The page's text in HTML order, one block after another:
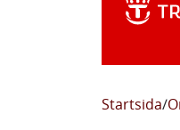
Startsida/